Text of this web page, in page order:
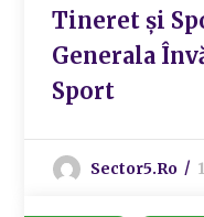
Tineret și
Generala
Sport
Sector5.ro